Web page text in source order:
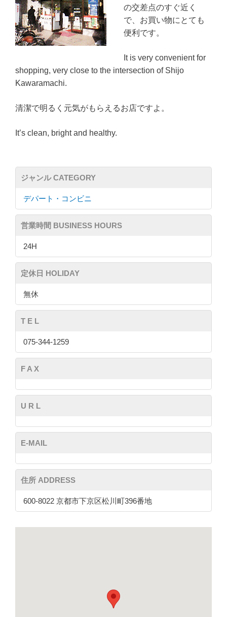
の交差点のすぐ近く
で、お買い物にとても
便利です。
It is very convenient for
shopping, very close to the intersection of Shijo
Kawaramachi.
清潔で明るく元気がもらえるお店ですよ。
It’s clean, bright and healthy.
ジャンル CATEGORY
デパート・コンビニ
営業時間 BUSINESS HOURS
24H
定休日 HOLIDAY
無休
T E L
075-344-1259
F A X
U R L
E-MAIL
住所 ADDRESS
600-8022 京都市下京区松川町396番地